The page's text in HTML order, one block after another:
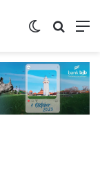
Switch skin